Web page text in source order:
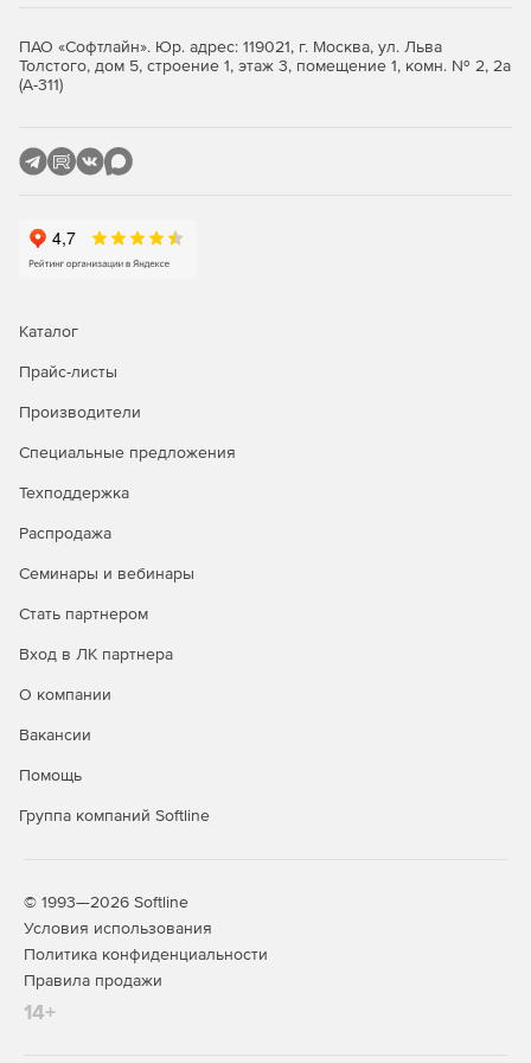
Криптографические библиотеки
Утилиты управления ключами
и администрирование ключей.
данных.
Модули интеграции
Что важно учесть перед
покупкой
Windows, macOS, Linux, FreeBSD, Solaris, AIX, iOS,
Android, Sailfish OS, Аврора, а также архитектуры Intel,
AMD, PowerPC, ARM (Байкал-М, Apple M1), MIPS (Байкал-
Т), VLIW (Эльбрус), Sparc и виртуальные среды Hyper-V,
ПАО «Софтлайн». Юр. адрес: 119021, г. Москва, ул. Льва
Толстого, дом 5, строение 1, этаж 3, помещение 1, комн. № 2, 2а
(А-311)
Каталог
Прайс-листы
Производители
Специальные предложения
Техподдержка
Распродажа
Семинары и вебинары
Стать партнером
Вход в ЛК партнера
О компании
Вакансии
Помощь
Группа компаний Softline
© 1993—2026 Softline
Условия использования
Политика конфиденциальности
Правила продажи
14+